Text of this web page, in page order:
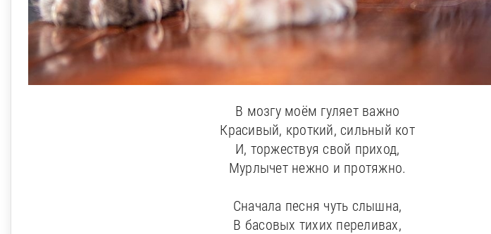
В мозгу моём гуляет важно
Красивый, кроткий, сильный кот
И, торжествуя свой приход,
Мурлычет нежно и протяжно.
Сначала песня чуть слышна,
В басовых тихих переливах,